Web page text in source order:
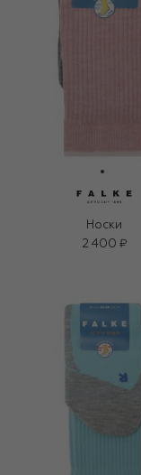
Носки
2 400 ₽